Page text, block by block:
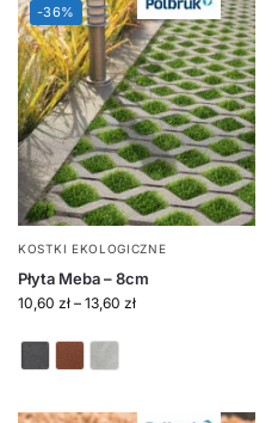
-36%
KOSTKI EKOLOGICZNE
Płyta Meba – 8cm
10,60 zł – 13,60 zł